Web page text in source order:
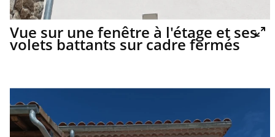
Vue sur une fenêtre à l'étage et ses
volets battants sur cadre fermés